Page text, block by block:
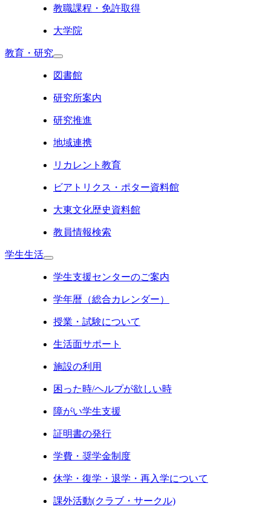
教職課程・免許取得
大学院
教育・研究
図書館
研究所案内
研究推進
地域連携
リカレント教育
ビアトリクス・ポター資料館
大東文化歴史資料館
教員情報検索
学生生活
学生支援センターのご案内
学年暦（総合カレンダー）
授業・試験について
生活面サポート
施設の利用
困った時/ヘルプが欲しい時
障がい学生支援
証明書の発行
学費・奨学金制度
休学・復学・退学・再入学について
課外活動(クラブ・サークル)